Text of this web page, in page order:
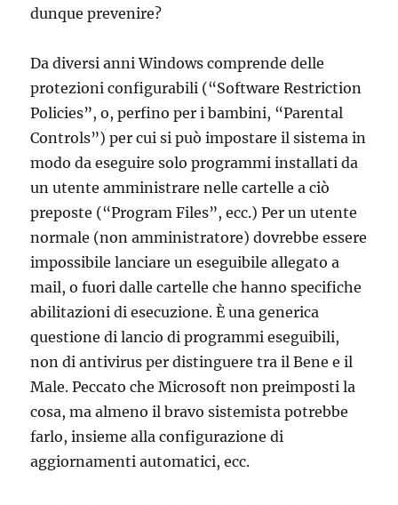
dunque prevenire?
Da diversi anni Windows comprende delle
protezioni configurabili (“Software Restriction
Policies”, o, perfino per i bambini, “Parental
Controls”) per cui si può impostare il sistema in
modo da eseguire solo programmi installati da
un utente amministrare nelle cartelle a ciò
preposte (“Program Files”, ecc.) Per un utente
normale (non amministratore) dovrebbe essere
impossibile lanciare un eseguibile allegato a
mail, o fuori dalle cartelle che hanno specifiche
abilitazioni di esecuzione. È una generica
questione di lancio di programmi eseguibili,
non di antivirus per distinguere tra il Bene e il
Male. Peccato che Microsoft non preimposti la
cosa, ma almeno il bravo sistemista potrebbe
farlo, insieme alla configurazione di
aggiornamenti automatici, ecc.